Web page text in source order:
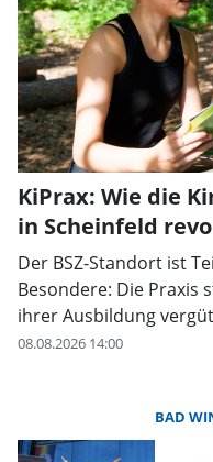
KiPrax: Wie die
in Scheinfeld
Der BSZ-Standort ist
Besondere: Die Praxis
ihrer Ausbildung
08.08.2026 14:00
BAD